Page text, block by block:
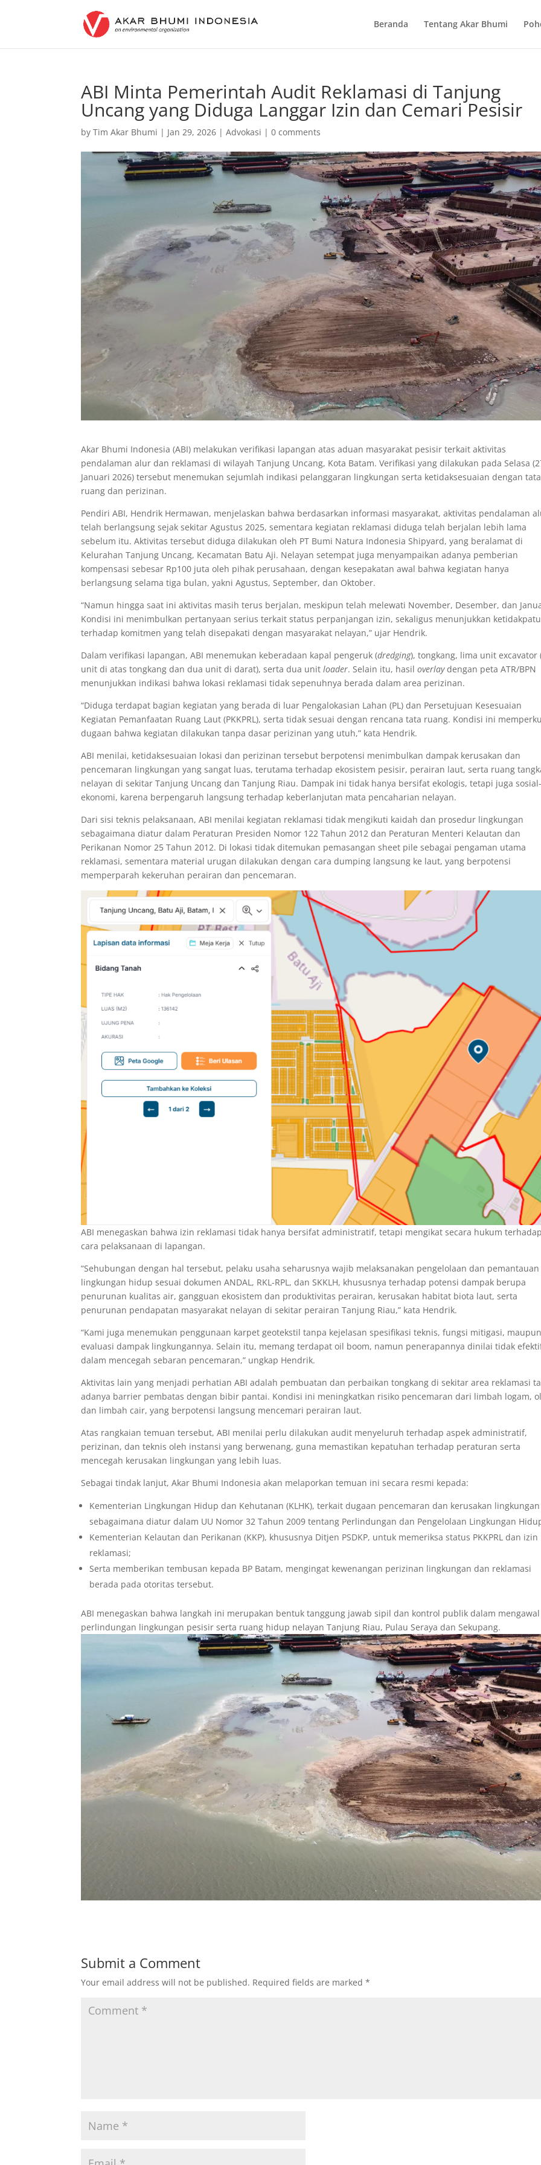
Beranda Tentang Akar Bhumi
ABI Minta Pemerintah Audit Reklamasi di Tanjung
Uncang yang Diduga Langgar Izin dan Cemari Pesisir
byTim Akar Bhumi | Jan 29, 2026 |Advokasi |0 comments
Akar Bhumi Indonesia (ABI) melakukan verifikasi lapangan atas aduan masyarakat pesisir terkait aktivitas
pendalaman alur dan reklamasi di wilayah Tanjung Uncang, Kota Batam. Verifikasi yang dilakukan pada Selasa
Januari 2026) tersebut menemukan sejumlah indikasi pelanggaran lingkungan serta ketidaksesuaian dengan tata
ruang dan perizinan.
Pendiri ABI, Hendrik Hermawan, menjelaskan bahwa berdasarkan informasi masyarakat, aktivitas pendalaman
telah berlangsung sejak sekitar Agustus 2025, sementara kegiatan reklamasi diduga telah berjalan lebih lama
sebelum itu. Aktivitas tersebut diduga dilakukan oleh PT Bumi Natura Indonesia Shipyard, yang beralamat di
Kelurahan Tanjung Uncang, Kecamatan Batu Aji. Nelayan setempat juga menyampaikan adanya pemberian
kompensasi sebesar Rp100 juta oleh pihak perusahaan, dengan kesepakatan awal bahwa kegiatan hanya
berlangsung selama tiga bulan, yakni Agustus, September, dan Oktober.
“Namun hingga saat ini aktivitas masih terus berjalan, meskipun telah melewati November, Desember, dan
Kondisi ini menimbulkan pertanyaan serius terkait status perpanjangan izin, sekaligus menunjukkan
terhadap komitmen yang telah disepakati dengan masyarakat nelayan,” ujar Hendrik.
Dalam verifikasi lapangan, ABI menemukan keberadaan kapal pengeruk (dredging), tongkang, lima unit excavator
unit di atas tongkang dan dua unit di darat), serta dua unitloader. Selain itu, hasiloverlaydengan peta ATR/BPN
menunjukkan indikasi bahwa lokasi reklamasi tidak sepenuhnya berada dalam area perizinan.
“Diduga terdapat bagian kegiatan yang berada di luar Pengalokasian Lahan (PL) dan Persetujuan Kesesuaian
Kegiatan Pemanfaatan Ruang Laut (PKKPRL), serta tidak sesuai dengan rencana tata ruang. Kondisi ini
dugaan bahwa kegiatan dilakukan tanpa dasar perizinan yang utuh,” kata Hendrik.
ABI menilai, ketidaksesuaian lokasi dan perizinan tersebut berpotensi menimbulkan dampak kerusakan dan
pencemaran lingkungan yang sangat luas, terutama terhadap ekosistem pesisir, perairan laut, serta ruang
nelayan di sekitar Tanjung Uncang dan Tanjung Riau. Dampak ini tidak hanya bersifat ekologis, tetapi juga sosial-
ekonomi, karena berpengaruh langsung terhadap keberlanjutan mata pencaharian nelayan.
Dari sisi teknis pelaksanaan, ABI menilai kegiatan reklamasi tidak mengikuti kaidah dan prosedur lingkungan
sebagaimana diatur dalam Peraturan Presiden Nomor 122 Tahun 2012 dan Peraturan Menteri Kelautan dan
Perikanan Nomor 25 Tahun 2012. Di lokasi tidak ditemukan pemasangan sheet pile sebagai pengaman utama
reklamasi, sementara material urugan dilakukan dengan cara dumping langsung ke laut, yang berpotensi
memperparah kekeruhan perairan dan pencemaran.
ABI menegaskan bahwa izin reklamasi tidak hanya bersifat administratif, tetapi mengikat secara hukum terhadap
cara pelaksanaan di lapangan.
“Sehubungan dengan hal tersebut, pelaku usaha seharusnya wajib melaksanakan pengelolaan dan pemantauan
lingkungan hidup sesuai dokumen ANDAL, RKL-RPL, dan SKKLH, khususnya terhadap potensi dampak berupa
penurunan kualitas air, gangguan ekosistem dan produktivitas perairan, kerusakan habitat biota laut, serta
penurunan pendapatan masyarakat nelayan di sekitar perairan Tanjung Riau,” kata Hendrik.
“Kami juga menemukan penggunaan karpet geotekstil tanpa kejelasan spesifikasi teknis, fungsi mitigasi, maupun
evaluasi dampak lingkungannya. Selain itu, memang terdapat oil boom, namun penerapannya dinilai tidak
dalam mencegah sebaran pencemaran,” ungkap Hendrik.
Aktivitas lain yang menjadi perhatian ABI adalah pembuatan dan perbaikan tongkang di sekitar area reklamasi
adanya barrier pembatas dengan bibir pantai. Kondisi ini meningkatkan risiko pencemaran dari limbah logam,
dan limbah cair, yang berpotensi langsung mencemari perairan laut.
Atas rangkaian temuan tersebut, ABI menilai perlu dilakukan audit menyeluruh terhadap aspek administratif,
perizinan, dan teknis oleh instansi yang berwenang, guna memastikan kepatuhan terhadap peraturan serta
mencegah kerusakan lingkungan yang lebih luas.
Sebagai tindak lanjut, Akar Bhumi Indonesia akan melaporkan temuan ini secara resmi kepada:
Kementerian Lingkungan Hidup dan Kehutanan (KLHK), terkait dugaan pencemaran dan kerusakan lingkungan
sebagaimana diatur dalam UU Nomor 32 Tahun 2009 tentang Perlindungan dan Pengelolaan Lingkungan
Kementerian Kelautan dan Perikanan (KKP), khususnya Ditjen PSDKP, untuk memeriksa status PKKPRL dan izin
reklamasi;
Serta memberikan tembusan kepada BP Batam, mengingat kewenangan perizinan lingkungan dan reklamasi
berada pada otoritas tersebut.
ABI menegaskan bahwa langkah ini merupakan bentuk tanggung jawab sipil dan kontrol publik dalam mengawal
perlindungan lingkungan pesisir serta ruang hidup nelayan Tanjung Riau, Pulau Seraya dan Sekupang.
Submit a Comment
Your email address will not be published. Required fields are marked*